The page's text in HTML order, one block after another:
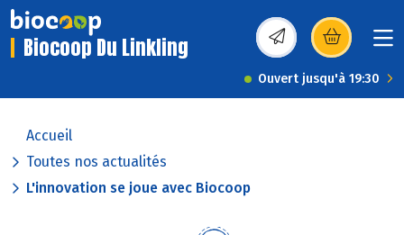
Biocoop Du Linkling (s’ouvre dans une
Ouvert jusqu'à 19:30
Accueil
Toutes nos actualités
L'innovation se joue avec Biocoop